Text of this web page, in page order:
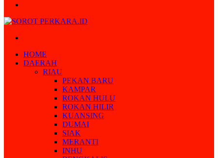
HOME
DAERAH
RIAU
PEKAN BARU
KAMPAR
ROKAN HULU
ROKAN HILIR
KUANSING
DUMAI
SIAK
MERANTI
INHU